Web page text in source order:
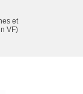
et
VF)